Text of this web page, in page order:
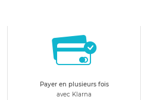
Payer en plusieurs fois
avec Klarna